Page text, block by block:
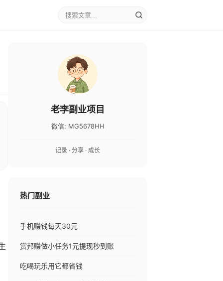
老李副业项目
微信: MG5678HH
记录 · 分享 · 成长
热门副业
手机赚钱每天30元
赏邦赚做小任务1元提现秒到账
吃喝玩乐用它都省钱